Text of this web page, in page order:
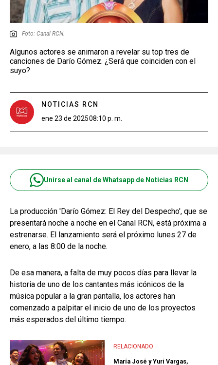
Foto: Canal RCN.
Algunos actores se animaron a revelar su top tres de
canciones de Darío Gómez. ¿Será que coinciden con el
suyo?
NOTICIAS RCN
ene 23 de 202508:10 p. m.
Unirse al canal de Whatsapp de Noticias RCN
La producción 'Darío Gómez: El Rey del Despecho', que se
presentará noche a noche en el Canal RCN, está próxima a
estrenarse. El lanzamiento será el próximo lunes 27 de
enero, a las 8:00 de la noche.
De esa manera, a falta de muy pocos días para llevar la
historia de uno de los cantantes más icónicos de la
música popular a la gran pantalla, los actores han
comenzado a palpitar el inicio de uno de los proyectos
más esperados del último tiempo.
RELACIONADO
María José y Yuri Vargas,